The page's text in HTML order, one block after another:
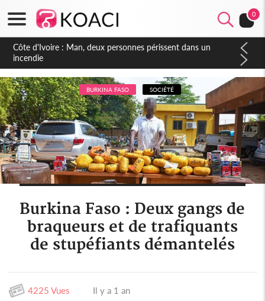
0
Côte d'Ivoire : Séileu, la célébration de la fête nationale
transformée en vaste campagne contre les produits
dépigmentants dangereux
BURKINA FASO SOCIÉTÉ
Burkina Faso : Deux gangs de
braqueurs et de trafiquants
de stupéfiants démantelés
4225 Vues Il y a 1 an